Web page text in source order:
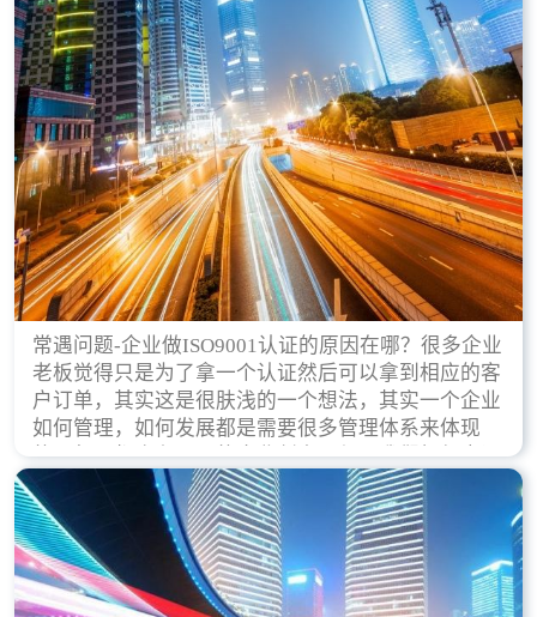
常遇问题-企业做ISO9001认证的原因在哪？很多企业
老板觉得只是为了拿一个认证然后可以拿到相应的客
户订单，其实这是很肤浅的一个想法，其实一个企业
如何管理，如何发展都是需要很多管理体系来体现
的，每天都会有不同的企业创立，但是我们如何去证
实一个企业的合法，有质量保证了？这就是ISO9001
认证体现价值的时候，那么键锋小编就来细说下企业
做ISO9001认证的根本原因。